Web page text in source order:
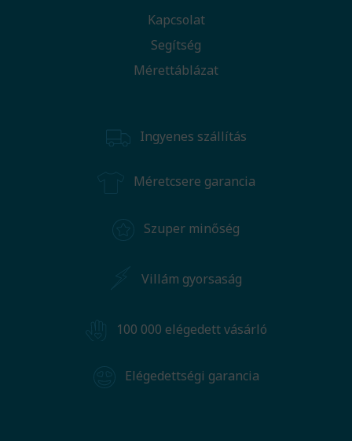
Kapcsolat
Segítség
Mérettáblázat
Ingyenes szállítás
Méretcsere garancia
Szuper minőség
Villám gyorsaság
100 000 elégedett vásárló
Elégedettségi garancia